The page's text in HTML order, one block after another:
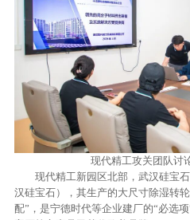
现代精工攻关团队讨
现代精工新园区北部，武汉硅宝
汉硅宝石），其生产的大尺寸除湿转
配”，是宁德时代等企业建厂的“必选